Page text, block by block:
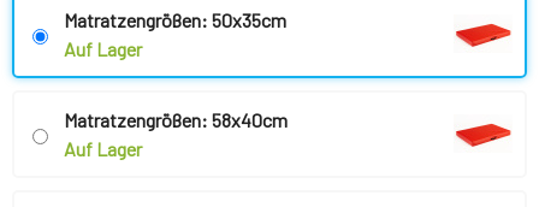
Matratzengrößen: 50x35cm
Auf Lager
Matratzengrößen: 58x40cm
Auf Lager